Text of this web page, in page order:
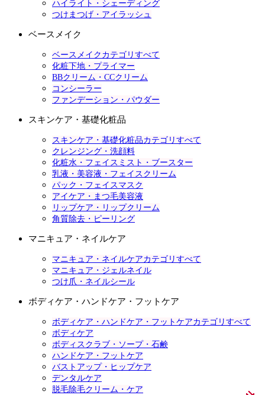
ハイライト・シェーディング
つけまつげ・アイラッシュ
ベースメイク
ベースメイクカテゴリすべて
化粧下地・プライマー
BBクリーム・CCクリーム
コンシーラー
ファンデーション・パウダー
スキンケア・基礎化粧品
スキンケア・基礎化粧品カテゴリすべて
クレンジング・洗顔料
化粧水・フェイスミスト・ブースター
乳液・美容液・フェイスクリーム
パック・フェイスマスク
アイケア・まつ毛美容液
リップケア・リップクリーム
角質除去・ピーリング
マニキュア・ネイルケア
マニキュア・ネイルケアカテゴリすべて
マニキュア・ジェルネイル
つけ爪・ネイルシール
ボディケア・ハンドケア・フットケア
ボディケア・ハンドケア・フットケアカテゴリすべて
ボディケア
ボディスクラブ・ソープ・石鹸
ハンドケア・フットケア
バストアップ・ヒップケア
デンタルケア
脱毛除毛クリーム・ケア